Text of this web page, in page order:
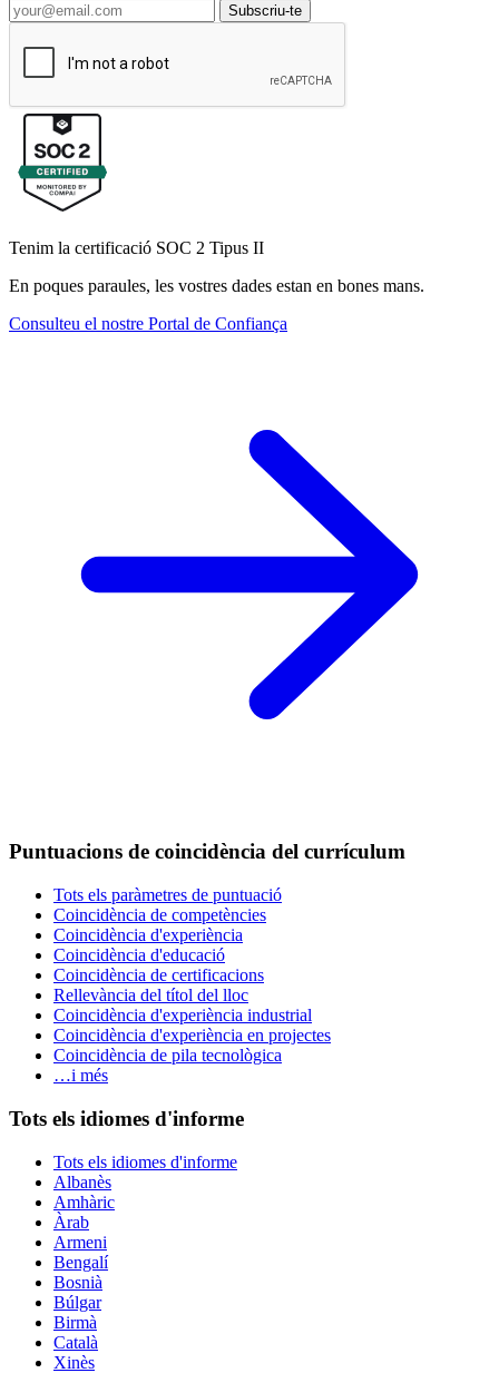
Subscriu-te
Tenim la certificació SOC 2 Tipus II
En poques paraules, les vostres dades estan en bones mans.
Consulteu el nostre Portal de Confiança
Puntuacions de coincidència del currículum
Tots els paràmetres de puntuació
Coincidència de competències
Coincidència d'experiència
Coincidència d'educació
Coincidència de certificacions
Rellevància del títol del lloc
Coincidència d'experiència industrial
Coincidència d'experiència en projectes
Coincidència de pila tecnològica
…i més
Tots els idiomes d'informe
Tots els idiomes d'informe
Albanès
Amhàric
Àrab
Armeni
Bengalí
Bosnià
Búlgar
Birmà
Català
Xinès